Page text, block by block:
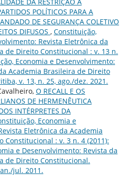
POLÍTICOS PARA A
DE SEGURANÇA COLETIVO
DIFUSOS , Constituição,
Revista Eletrônica da
de Direito Constitucional : v. 13 n.
Economia e Desenvolvimento:
Academia Brasileira de Direito
v. 13, n. 25, ago./dez. 2021.
O RECALL E OS
DE HERMENÊUTICA
INTÉRPRETES DA
Economia e
Eletrônica da Academia
Constitucional : v. 3 n. 4 (2011):
e Desenvolvimento: Revista da
de Direito Constitucional.
jul. 2011.